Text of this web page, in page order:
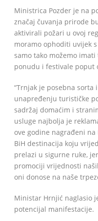
Ministrica Pozder je na
značaj čuvanja prirode
aktivirali požari u ovoj
moramo ophoditi uvijek
samo tako možemo
ponudu i festivale poput
“Trnjak je posebna
unapređenju turističke
sadržaj domaćim i
usluge najbolja je
ove godine nagrađeni
BiH destinacija koju
prelazi u sigurne ruke,
promociji vrijednosti
oni donose na naše
Ministar Hrnjić naglasio
potencijal manifestacije.